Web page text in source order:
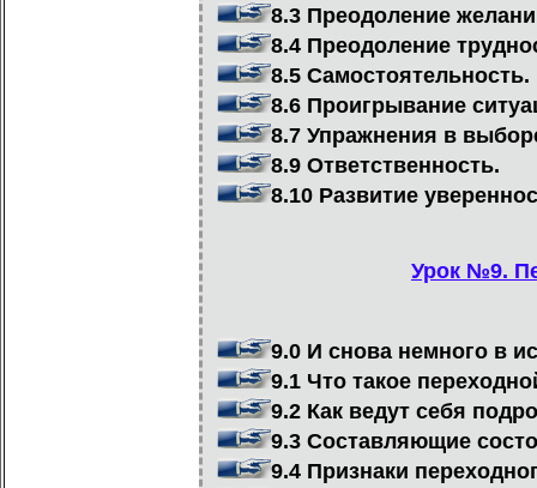
8.3 Преодоление
8.4 Преодоление
8.5 Самостоятельность.
8.6 Проигрывание
8.7 Упражнения в
8.9 Ответственность.
8.10 Развитие
Урок №9.
9.0 И снова немного в
9.1 Что такое
9.2 Как ведут себя
9.3 Составляющие
9.4 Признаки